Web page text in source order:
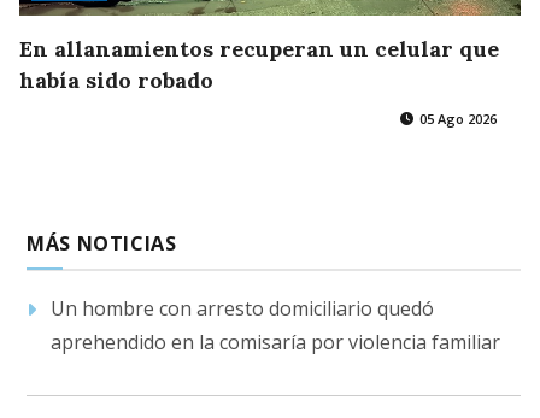
En allanamientos recuperan un celular que
había sido robado
05 Ago 2026
MÁS NOTICIAS
Un hombre con arresto domiciliario quedó
aprehendido en la comisaría por violencia familiar